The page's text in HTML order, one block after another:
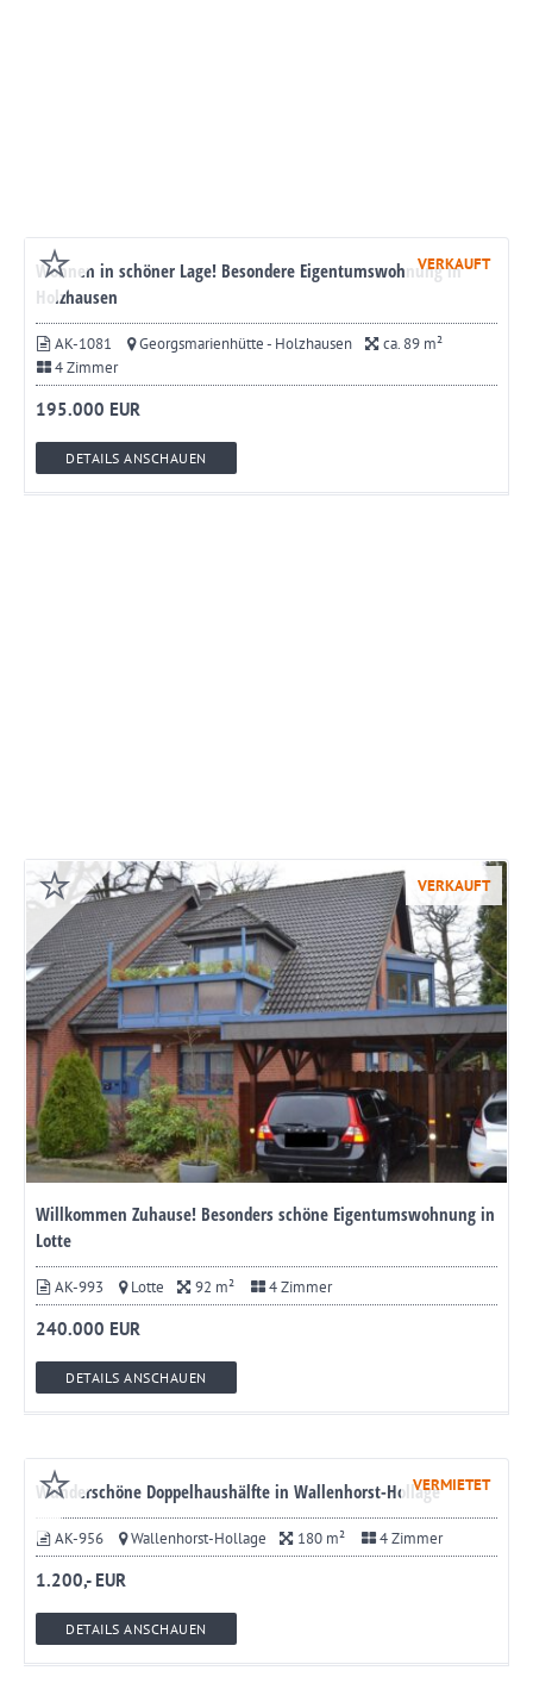
VERKAUFT
Wohnen in schöner Lage! Besondere Eigentumswohnung in
Holzhausen
AK-1081 Georgsmarienhütte - Holzhausen
ca. 89 m²
4 Zimmer
195.000 EUR
DETAILS ANSCHAUEN
VERKAUFT
Willkommen Zuhause! Besonders schöne Eigentumswohnung in
Lotte
AK-993 Lotte 92 m² 4 Zimmer
240.000 EUR
DETAILS ANSCHAUEN
VERMIETET
Wunderschöne Doppelhaushälfte in Wallenhorst-Hollage
AK-956 Wallenhorst-Hollage 180 m² 4 Zimmer
1.200,- EUR
DETAILS ANSCHAUEN